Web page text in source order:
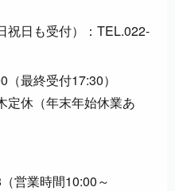
祝日も受付）：TEL.022-
最終受付17:30）
定休（年末年始休業あ
営業時間10:00～